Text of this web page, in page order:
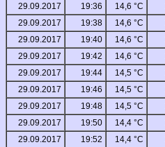
29.09.2017
19:36 14,6 °C
29.09.2017
19:38 14,6 °C
29.09.2017
19:40 14,6 °C
29.09.2017
19:42 14,6 °C
29.09.2017
19:44 14,5 °C
29.09.2017
19:46 14,5 °C
29.09.2017
19:48 14,5 °C
29.09.2017
19:50 14,4 °C
29.09.2017
19:52 14,4 °C